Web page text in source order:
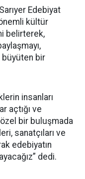
Edebiyat
kültür
belirterek,
bir
insanları
açtığı ve
özel bir buluşmada
sanatçıları ve
edebiyatın
dedi.